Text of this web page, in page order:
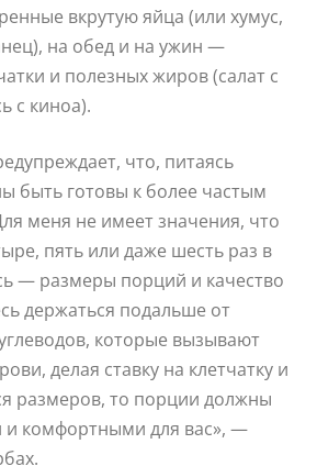
вкрутую яйца (или хумус,
на обед и на ужин —
и полезных жиров (салат с
с киноа).
что, питаясь
быть готовы к более частым
меня не имеет значения, что
пять или даже шесть раз в
— размеры порций и качество
держаться подальше от
которые вызывают
делая ставку на клетчатку и
размеров, то порции должны
комфортными для вас», —